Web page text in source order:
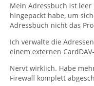
Mein Adressbuch ist
hingepackt habe, um
Adressbuch nicht das
Ich verwalte die
einem externen
Nervt wirklich. Habe
Firewall komplett